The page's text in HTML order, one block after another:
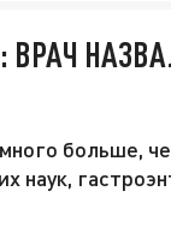
ВРАЧ
больше,
наук,